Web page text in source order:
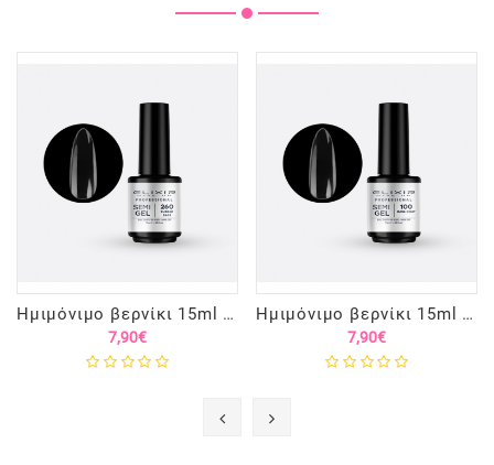
Ημιμόνιμο βερνίκι 15ml – #260 (Rubber Base)
7,90€
Ημιμόνιμο βερνίκι 15ml – #100 (Base Coat)
7,90€